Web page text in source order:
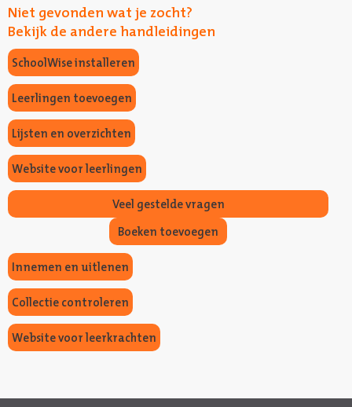
Niet gevonden wat je zocht?
Bekijk de andere handleidingen
SchoolWise installeren
Leerlingen toevoegen
Lijsten en overzichten
Website voor leerlingen
Veel gestelde vragen
Boeken toevoegen
Innemen en uitlenen
Collectie controleren
Website voor leerkrachten